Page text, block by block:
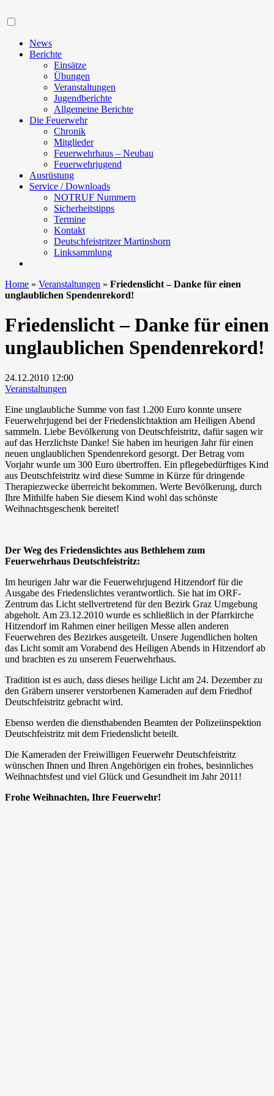
News
Berichte
Einsätze
Übungen
Veranstaltungen
Jugendberichte
Allgemeine Berichte
Die Feuerwehr
Chronik
Mitglieder
Feuerwehrhaus – Neubau
Feuerwehrjugend
Ausrüstung
Service / Downloads
NOTRUF Nummern
Sicherheitstipps
Termine
Kontakt
Deutschfeistritzer Martinshorn
Linksammlung
Home » Veranstaltungen » Friedenslicht – Danke für einen
unglaublichen Spendenrekord!
Friedenslicht – Danke für einen
unglaublichen Spendenrekord!
24.12.2010 12:00
Veranstaltungen
Eine unglaubliche Summe von fast 1.200 Euro konnte unsere
Feuerwehrjugend bei der Friedenslichtaktion am Heiligen Abend
sammeln. Liebe Bevölkerung von Deutschfeistritz, dafür sagen wir
auf das Herzlichste Danke! Sie haben im heurigen Jahr für einen
neuen unglaublichen Spendenrekord gesorgt. Der Betrag vom
Vorjahr wurde um 300 Euro übertroffen. Ein pflegebedürftiges Kind
aus Deutschfeistritz wird diese Summe in Kürze für dringende
Therapiezwecke überreicht bekommen. Werte Bevölkerung, durch
Ihre Mithilfe haben Sie diesem Kind wohl das schönste
Weihnachtsgeschenk bereitet!
Der Weg des Friedenslichtes aus Bethlehem zum
Feuerwehrhaus Deutschfeistritz:
Im heurigen Jahr war die Feuerwehrjugend Hitzendorf für die
Ausgabe des Friedenslichtes verantwortlich. Sie hat im ORF-
Zentrum das Licht stellvertretend für den Bezirk Graz Umgebung
abgeholt. Am 23.12.2010 wurde es schließlich in der Pfarrkirche
Hitzendorf im Rahmen einer heiligen Messe allen anderen
Feuerwehren des Bezirkes ausgeteilt. Unsere Jugendlichen holten
das Licht somit am Vorabend des Heiligen Abends in Hitzendorf ab
und brachten es zu unserem Feuerwehrhaus.
Tradition ist es auch, dass dieses heilige Licht am 24. Dezember zu
den Gräbern unserer verstorbenen Kameraden auf dem Friedhof
Deutschfeistritz gebracht wird.
Ebenso werden die diensthabenden Beamten der Polizeiinspektion
Deutschfeistritz mit dem Friedenslicht beteilt.
Die Kameraden der Freiwilligen Feuerwehr Deutschfeistritz
wünschen Ihnen und Ihren Angehörigen ein frohes, besinnliches
Weihnachtsfest und viel Glück und Gesundheit im Jahr 2011!
Frohe Weihnachten, Ihre Feuerwehr!